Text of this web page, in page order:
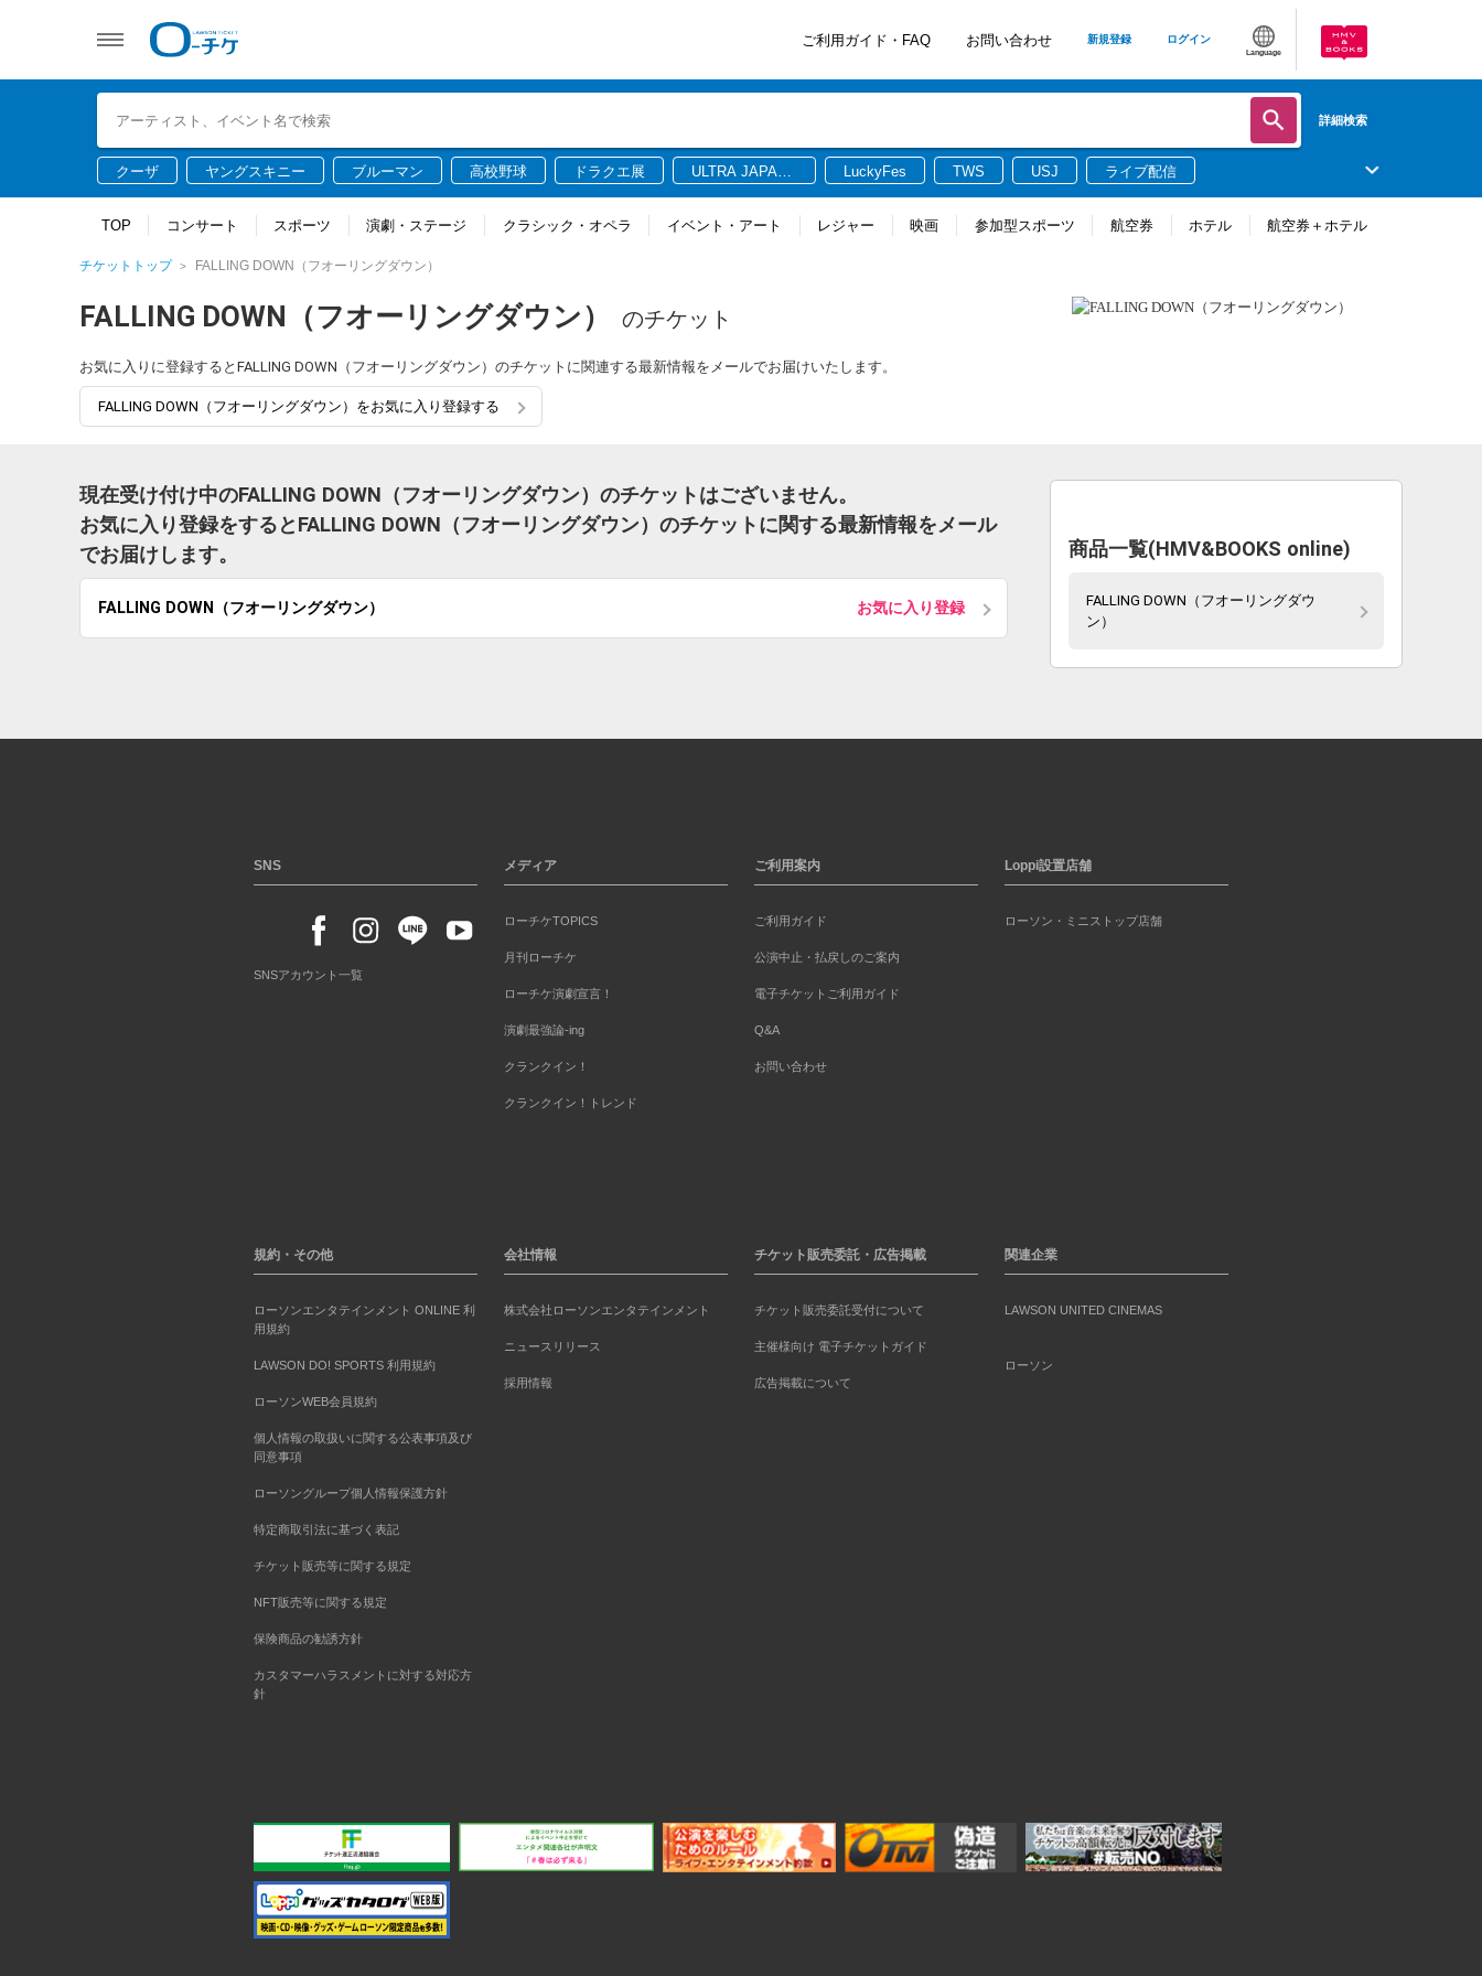
ご利用ガイド・FAQ お問い合わせ 新規登録 ログイン
Language
詳細検索
クーザ ヤングスキニー ブルーマン 高校野球 ドラクエ展
ULTRA JAPAN
LuckyFes TWS USJ ライブ配信
TOP コンサート スポーツ 演劇・ステージ クラシック・オペラ イベント・アート レジャー 映画 参加型スポーツ 航空券 ホテル 航空券＋ホテル
チケットトップ FALLING DOWN（フオーリングダウン）
FALLING DOWN（フオーリングダウン） のチケット
お気に入りに登録するとFALLING DOWN（フオーリングダウン）のチケットに関連する最新情報をメールでお届けいたします。
FALLING DOWN（フオーリングダウン）をお気に入り登録する
現在受け付け中のFALLING DOWN（フオーリングダウン）のチケットはございません。
お気に入り登録をするとFALLING DOWN（フオーリングダウン）のチケットに関する最新情報をメール
でお届けします。
FALLING DOWN（フオーリングダウン） お気に入り登録
商品一覧(HMV&BOOKS online)
FALLING DOWN（フオーリングダウ
ン）
SNS
SNSアカウント一覧
メディア
ローチケTOPICS
月刊ローチケ
ローチケ演劇宣言！
演劇最強論-ing
クランクイン！
クランクイン！トレンド
ご利用案内
ご利用ガイド
公演中止・払戻しのご案内
電子チケットご利用ガイド
Q&A
お問い合わせ
Loppi設置店舗
ローソン・ミニストップ店舗
規約・その他
ローソンエンタテインメント ONLINE 利
用規約
LAWSON DO! SPORTS 利用規約
ローソンWEB会員規約
個人情報の取扱いに関する公表事項及び
同意事項
ローソングループ個人情報保護方針
特定商取引法に基づく表記
チケット販売等に関する規定
NFT販売等に関する規定
保険商品の勧誘方針
カスタマーハラスメントに対する対応方
針
会社情報
株式会社ローソンエンタテインメント
ニュースリリース
採用情報
チケット販売委託・広告掲載
チケット販売委託受付について
主催様向け 電子チケットガイド
広告掲載について
関連企業
LAWSON UNITED CINEMAS
ローソン